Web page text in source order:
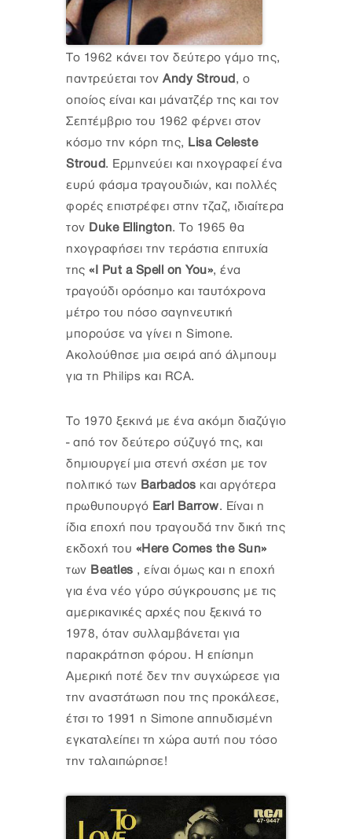
Το 1962 κάνει τον δεύτερο γάμο της,
παντρεύεται τον Andy Stroud , ο
οποίος είναι και μάνατζέρ της και τον
Σεπτέμβριο του 1962 φέρνει στον
κόσμο την κόρη της, Lisa Celeste
Stroud. Ερμηνεύει και ηχογραφεί ένα
ευρύ φάσμα τραγουδιών, και πολλές
φορές επιστρέφει στην τζαζ, ιδιαίτερα
τον Duke Ellington. Το 1965 θα
ηχογραφήσει την τεράστια επιτυχία
της «I Put a Spell on You», ένα
τραγούδι ορόσημο και ταυτόχρονα
μέτρο του πόσο σαγηνευτική
μπορούσε να γίνει η Simone.
Ακολούθησε μια σειρά από άλμπουμ
για τη Philips και RCA.
Το 1970 ξεκινά με ένα ακόμη διαζύγιο
- από τον δεύτερο σύζυγό της, και
δημιουργεί μια στενή σχέση με τον
πολιτικό των Barbados και αργότερα
πρωθυπουργό Earl Barrow. Είναι η
ίδια εποχή που τραγουδά την δική της
εκδοχή του «Here Comes the Sun»
των Beatles , είναι όμως και η εποχή
για ένα νέο γύρο σύγκρουσης με τις
αμερικανικές αρχές που ξεκινά το
1978, όταν συλλαμβάνεται για
παρακράτηση φόρου. Η επίσημη
Αμερική ποτέ δεν την συγχώρεσε για
την αναστάτωση που της προκάλεσε,
έτσι το 1991 η Simone απηυδισμένη
εγκαταλείπει τη χώρα αυτή που τόσο
την ταλαιπώρησε!